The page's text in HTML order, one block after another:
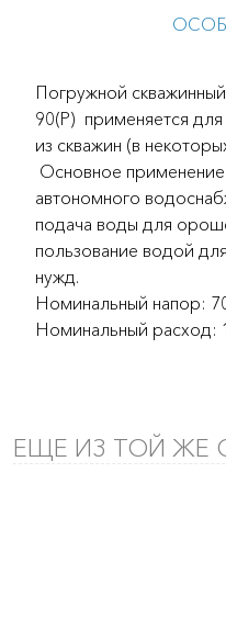
Погружной
90(P) применяется
из скважин (в
Основное
автономного
подача воды для
пользование водой
нужд.
Номинальный напор:
Номинальный расход:
ЕЩЕ ИЗ ТОЙ ЖЕ